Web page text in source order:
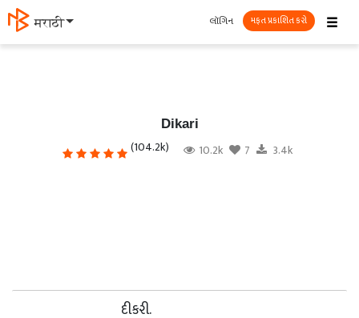
मराठी ☰
લૉગિન મફત પ્રકાશિત કરો
Dikari
(104.2k) 10.2k 7 3.4k
દીકરી.